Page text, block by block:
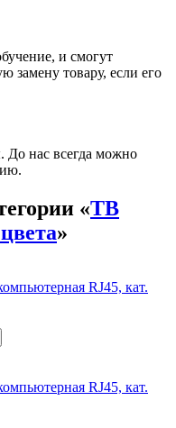
и смогут
замену товару, если его
До нас всегда можно
«ТВ
»
RJ45, кат.
RJ45, кат.